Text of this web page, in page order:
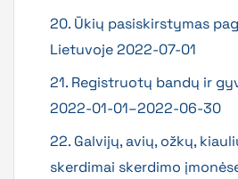
20. Ūkių pasiskirstymas
Lietuvoje 2022-07-01
21. Registruotų bandų ir
2022-01-01–2022-06-30
22. Galvijų, avių, ožkų,
skerdimai skerdimo